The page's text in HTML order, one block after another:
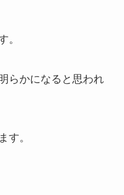
。
らかになると思われ
す。